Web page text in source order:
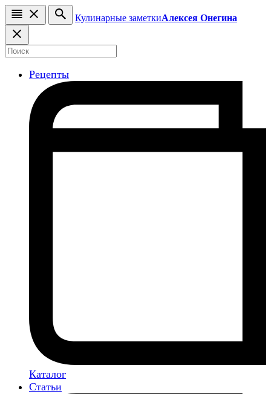
Кулинарные заметкиАлексея Онегина
Рецепты
Каталог
Статьи